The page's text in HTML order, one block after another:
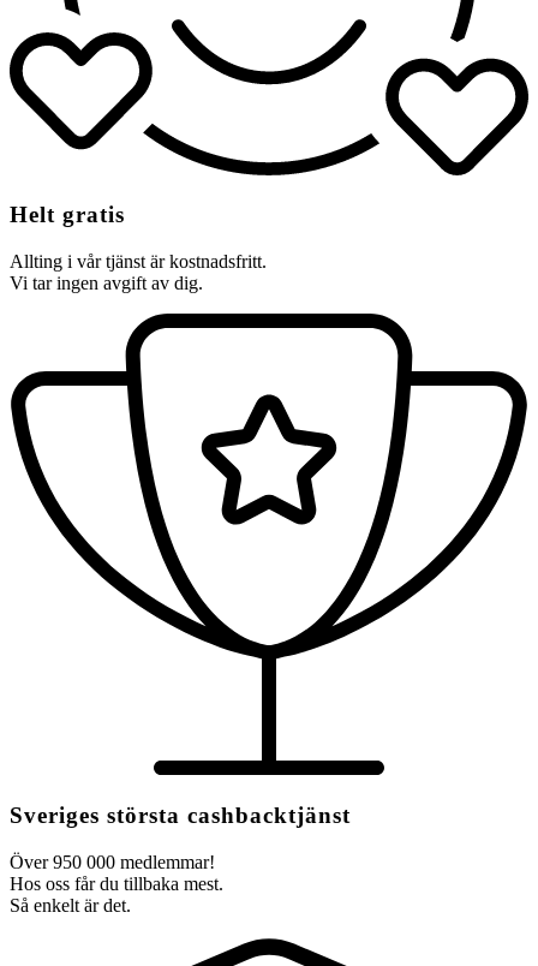
Helt gratis
Allting i vår tjänst är kostnadsfritt.
Vi tar ingen avgift av dig.
Sveriges största cashbacktjänst
Över 950 000 medlemmar!
Hos oss får du tillbaka mest.
Så enkelt är det.